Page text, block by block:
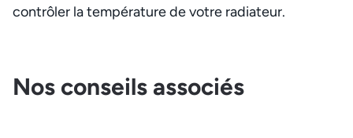
contrôler la température de votre radiateur.
Nos conseils associés